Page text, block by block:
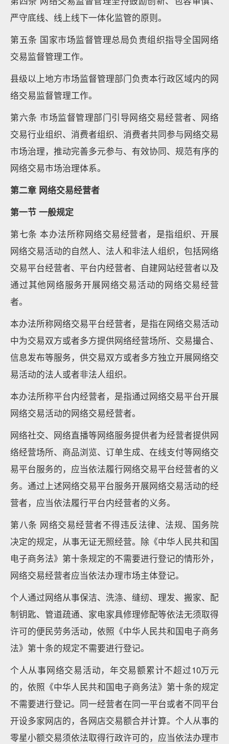
严守底线、线上线下一体化监管的原则。
第五条 国家市场监督管理总局负责组织指导全国网络
交易监督管理工作。
县级以上地方市场监督管理部门负责本行政区域内的网
络交易监督管理工作。
第六条 市场监督管理部门引导网络交易经营者、网络
交易行业组织、消费者组织、消费者共同参与网络交易
市场治理，推动完善多元参与、有效协同、规范有序的
网络交易市场治理体系。
第二章 网络交易经营者
第一节 一般规定
第七条 本办法所称网络交易经营者，是指组织、开展
网络交易活动的自然人、法人和非法人组织，包括网络
交易平台经营者、平台内经营者、自建网站经营者以及
通过其他网络服务开展网络交易活动的网络交易经营
者。
本办法所称网络交易平台经营者，是指在网络交易活动
中为交易双方或者多方提供网络经营场所、交易撮合、
信息发布等服务，供交易双方或者多方独立开展网络交
易活动的法人或者非法人组织。
本办法所称平台内经营者，是指通过网络交易平台开展
网络交易活动的网络交易经营者。
网络社交、网络直播等网络服务提供者为经营者提供网
络经营场所、商品浏览、订单生成、在线支付等网络交
易平台服务的，应当依法履行网络交易平台经营者的义
务。通过上述网络交易平台服务开展网络交易活动的经
营者，应当依法履行平台内经营者的义务。
第八条 网络交易经营者不得违反法律、法规、国务院
决定的规定，从事无证无照经营。除《中华人民共和国
电子商务法》第十条规定的不需要进行登记的情形外，
网络交易经营者应当依法办理市场主体登记。
个人通过网络从事保洁、洗涤、缝纫、理发、搬家、配
制钥匙、管道疏通、家电家具修理修配等依法无须取得
许可的便民劳务活动，依照《中华人民共和国电子商务
法》第十条的规定不需要进行登记。
个人从事网络交易活动，年交易额累计不超过10万元
的，依照《中华人民共和国电子商务法》第十条的规定
不需要进行登记。同一经营者在同一平台或者不同平台
开设多家网店的，各网店交易额合并计算。个人从事的
零星小额交易须依法取得行政许可的，应当依法办理市